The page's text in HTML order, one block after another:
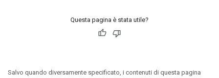
Questa pagina è stata utile?
Salvo quando diversamente specificato, i contenuti di questa pagina